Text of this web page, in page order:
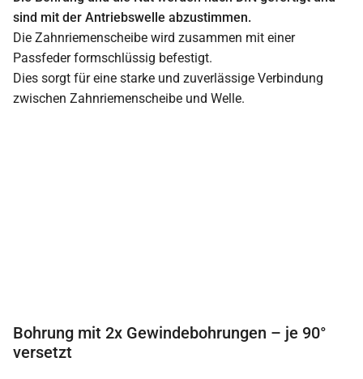
sind mit der Antriebswelle abzustimmen.
Die Zahnriemenscheibe wird zusammen mit einer
Passfeder formschlüssig befestigt.
Dies sorgt für eine starke und zuverlässige Verbindung
zwischen Zahnriemenscheibe und Welle.
Bohrung mit 2x Gewindebohrungen – je 90°
versetzt